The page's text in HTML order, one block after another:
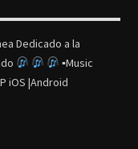
Dedicado a la
▪Music
iOS |Android